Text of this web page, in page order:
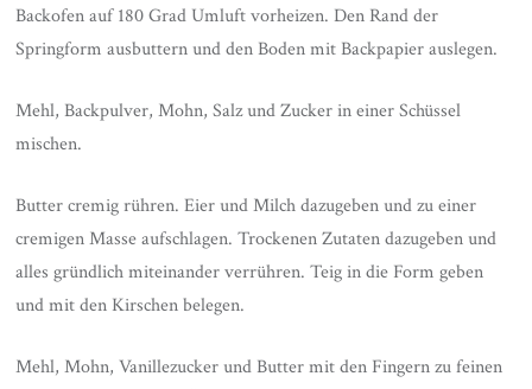
Backofen auf 180 Grad Umluft vorheizen. Den Rand der
Springform ausbuttern und den Boden mit Backpapier auslegen.
Mehl, Backpulver, Mohn, Salz und Zucker in einer Schüssel
mischen.
Butter cremig rühren. Eier und Milch dazugeben und zu einer
cremigen Masse aufschlagen. Trockenen Zutaten dazugeben und
alles gründlich miteinander verrühren. Teig in die Form geben
und mit den Kirschen belegen.
Mehl, Mohn, Vanillezucker und Butter mit den Fingern zu feinen